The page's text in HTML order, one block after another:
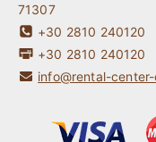
71307
+30 2810 240120
+30 2810 240120
info@rental-